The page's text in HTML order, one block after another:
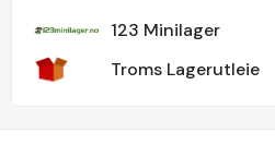
123 Minilager
Troms Lagerutleie